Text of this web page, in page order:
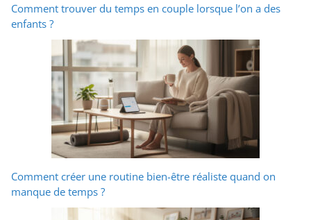
Comment trouver du temps en couple lorsque l’on a des
enfants ?
Comment créer une routine bien-être réaliste quand on
manque de temps ?